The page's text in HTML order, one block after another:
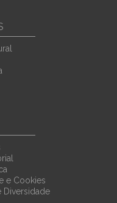
e Cookies
Diversidade